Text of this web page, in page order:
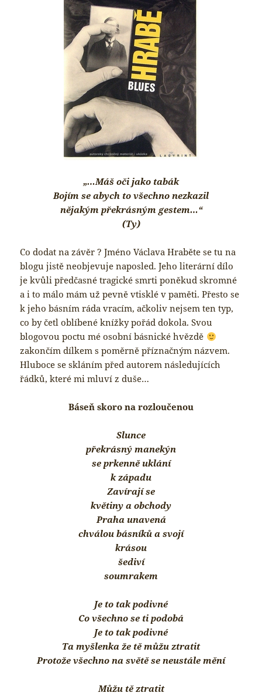
„…Máš oči jako tabák
Bojím se abych to všechno nezkazil
nějakým překrásným gestem…“
(Ty)
Co dodat na závěr ? Jméno Václava Hraběte se tu na
blogu jistě neobjevuje naposled. Jeho literární dílo
je kvůli předčasné tragické smrti poněkud skromné
a i to málo mám už pevně vtisklé v paměti. Přesto se
k jeho básním ráda vracím, ačkoliv nejsem ten typ,
co by četl oblíbené knížky pořád dokola. Svou
blogovou poctu mé osobní básnické hvězdě
zakončím dílkem s poměrně příznačným názvem.
Hluboce se skláním před autorem následujících
řádků, které mi mluví z duše…
Báseň skoro na rozloučenou
Slunce
překrásný manekýn
se prkenně uklání
k západu
Zavírají se
květiny a obchody
Praha unavená
chválou básníků a svojí
krásou
šediví
soumrakem
Je to tak podivné
Co všechno se ti podobá
Je to tak podivné
Ta myšlenka že tě můžu ztratit
Protože všechno na světě se neustále mění
Můžu tě ztratit